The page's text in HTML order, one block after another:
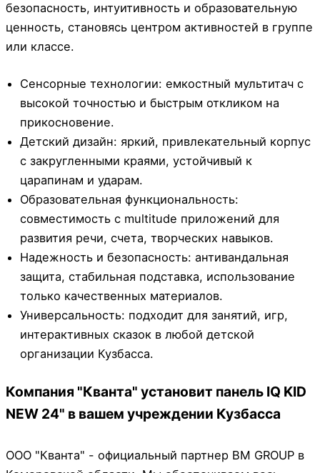
безопасность, интуитивность и образовательную
ценность, становясь центром активностей в группе
или классе.
Сенсорные технологии: емкостный мультитач с
высокой точностью и быстрым откликом на
прикосновение.
Детский дизайн: яркий, привлекательный корпус
с закругленными краями, устойчивый к
царапинам и ударам.
Образовательная функциональность:
совместимость с multitude приложений для
развития речи, счета, творческих навыков.
Надежность и безопасность: антивандальная
защита, стабильная подставка, использование
только качественных материалов.
Универсальность: подходит для занятий, игр,
интерактивных сказок в любой детской
организации Кузбасса.
Компания "Кванта" установит панель IQ KID
NEW 24" в вашем учреждении Кузбасса
ООО "Кванта" - официальный партнер BM GROUP в